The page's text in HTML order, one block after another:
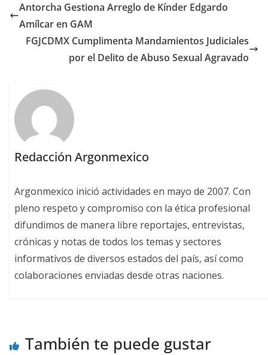
Antorcha Gestiona Arreglo de Kínder Edgardo
Amílcar en GAM
FGJCDMX Cumplimenta Mandamientos Judiciales
por el Delito de Abuso Sexual Agravado
Redacción Argonmexico
Argonmexico inició actividades en mayo de 2007. Con
pleno respeto y compromiso con la ética profesional
difundimos de manera libre reportajes, entrevistas,
crónicas y notas de todos los temas y sectores
informativos de diversos estados del país, así como
colaboraciones enviadas desde otras naciones.
También te puede gustar